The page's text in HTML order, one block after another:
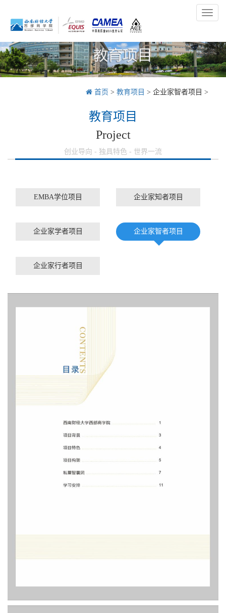
Toggle
首页 > 教育项目 > 企业家智者项目 >
教育项目
Project
创业导向 - 独具特色 - 世界一流
EMBA学位项目 企业家知者项目
企业家学者项目 企业家智者项目
企业家行者项目